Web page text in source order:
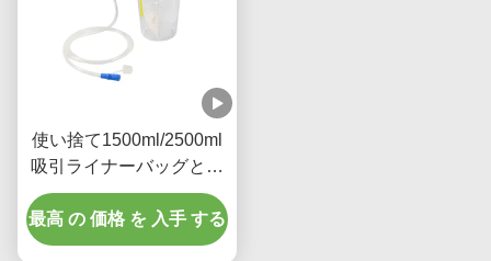
使い捨て1500ml/2500ml
吸引ライナーバッグと医
療グレードPVCキャニス
ター
最高 の 価格 を 入手 する